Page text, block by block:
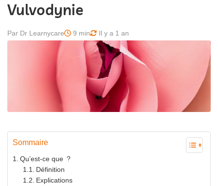
Vulvodynie
Par Dr Learnycare 9 min Il y a 1 an
Sommaire
Qu’est-ce que ?
Définition
Explications